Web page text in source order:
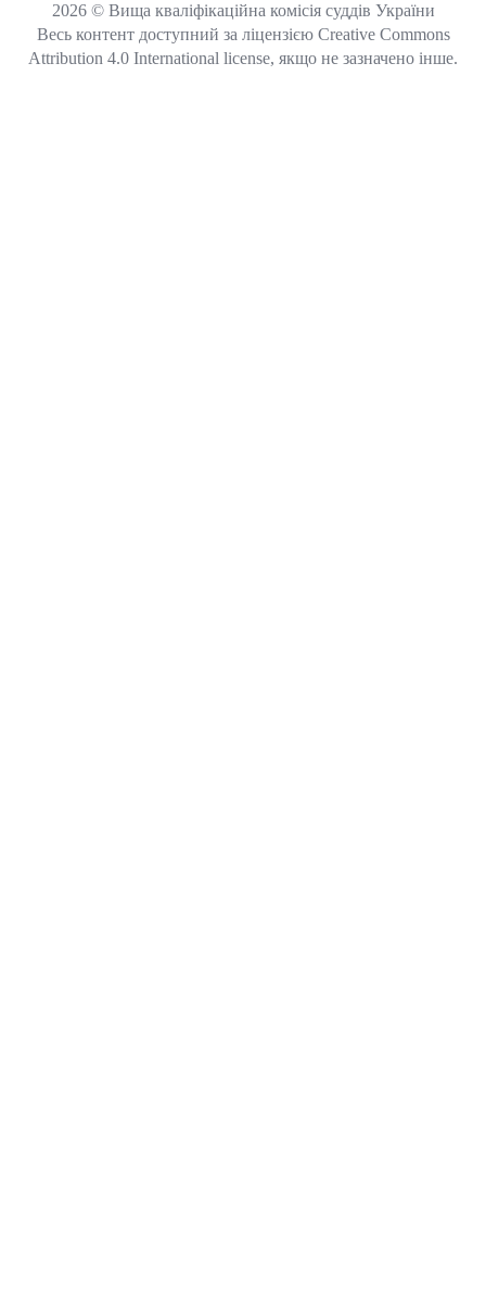
2026 © Вища кваліфікаційна комісія суддів України
Весь контент доступний за ліцензією Creative Commons
Attribution 4.0 International license, якщо не зазначено інше.